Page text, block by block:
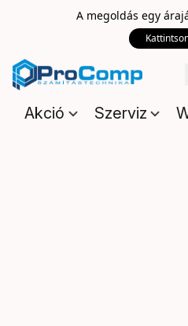
A megoldás egy
Akció Szerviz